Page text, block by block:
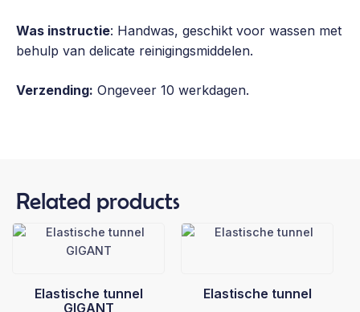
Was instructie: Handwas, geschikt voor wassen met
behulp van delicate reinigingsmiddelen.
Verzending: Ongeveer 10 werkdagen.
Related products
Elastische tunnel
GIGANT
Elastische tunnel